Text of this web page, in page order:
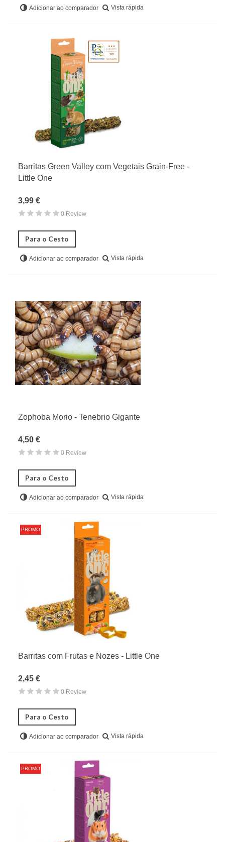
Adicionar ao comparador Vista rápida
Barritas Green Valley com Vegetais Grain-Free -
Little One
3,99 €
0 Review
Para o Cesto
Adicionar ao comparador Vista rápida
Zophoba Morio - Tenebrio Gigante
4,50 €
0 Review
Para o Cesto
Adicionar ao comparador Vista rápida
PROMO
Barritas com Frutas e Nozes - Little One
2,45 €
0 Review
Para o Cesto
Adicionar ao comparador Vista rápida
PROMO